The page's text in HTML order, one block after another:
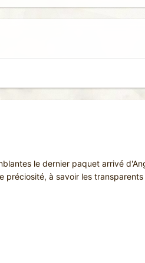
le dernier paquet arrivé
à savoir les